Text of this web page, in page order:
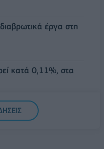
έργα στη
κατά 0,11%, στα